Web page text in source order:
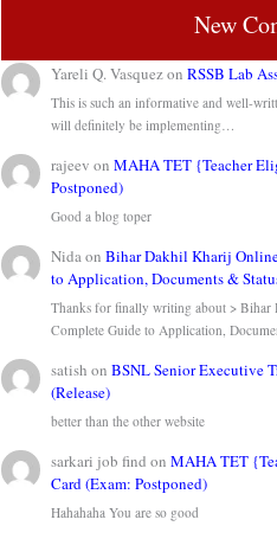
New
Yareli Q. VasquezonRSSB Lab
This is such an informative and well-
will definitely be implementing…
rajeev onMAHA TET {Teacher
Postponed)
Good a blog toper
NidaonBihar Dakhil Kharij
to Application, Documents &
Thanks for finally writing about >
Complete Guide to Application,
satish onBSNL Senior Executive
(Release)
better than the other website
sarkari job find onMAHA TET
Card (Exam: Postponed)
Hahahaha You are so good